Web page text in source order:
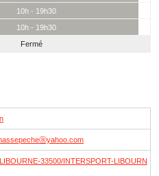
10h - 19h30
10h - 19h30
Fermé
33500/INTERSPORT-LIBOURN